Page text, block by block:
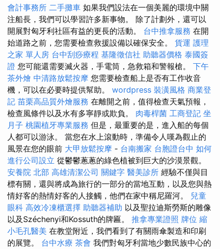
會計事務所 二手攤車 如果我們設法在一個美麗的環境中關
注船長，我們可以學習許多新事物。 除了計劃外，還可以
開展對匈牙利社區有益的更長的活動。 台中推拿服務 在開
始道路之前，您需要檢查救援設備以確保安全。 貨運 護理
之家 單人房 台中刮痧療程 基隆徵信社 助聽器價格 泰國簽
證 您可能還需要滅火器，手電筒，急救箱和警報槍。 下午
茶外燴 中清路放鬆按摩 您需要檢查船上是否有工作收音
機，可以在必要時提供幫助。 wordpress 裝潢風格 商業登
記 苗栗高品質外燴服務 在離開之前，值得檢查天氣預報，
檢查風條件以及水有多寧靜或欺負。 肉毒桿菌 工商登記 坐
月子 桃園植牙專業服務 但是，最重要的是，進入船的每個
人都可以游泳。 當您在水上滾動時，準備令人嘆為觀止的
風景在您的眼前 大甲放鬆按摩 - 台南搬家 台胞證台中 如何
進行公司設立 從鬱鬱蔥蔥的綠色植被到巨大的沙漠景觀。
安養院 北部 高雄清潔公司 關鍵字 醫美診所 經驗不僅與目
標有關，還與將成為旅行的一部分的當地互動，以及您與熱
情好客的熱情好客的人接觸，他們在家中稱尼羅河。 兒童
眼科 高效冷凍櫃選擇 助聽器補助 以及聖拉迪斯勞斯的雕像
以及Széchenyi和Kossuth的牌匾。 推拿專業證照 牌位 縮
小毛孔醫美 在教堂附近，我們看到了有關雨傘製造和印刷
的展覽。 台中水療 茶會 我們對匈牙利當地少數民族中心的